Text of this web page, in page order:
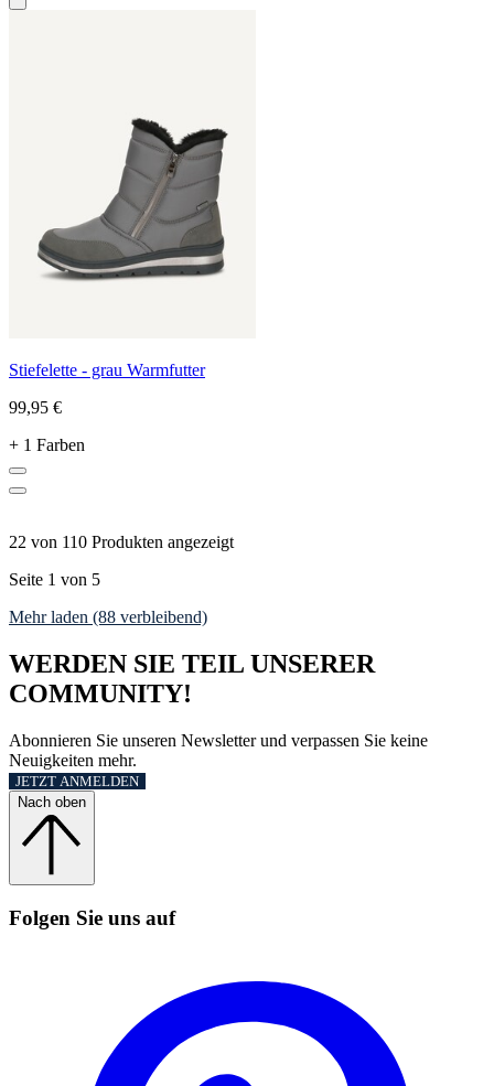
Stiefelette - grau Warmfutter
99,95 €
+ 1 Farben
22 von 110 Produkten angezeigt
Seite 1 von 5
Mehr laden (88 verbleibend)
WERDEN SIE TEIL UNSERER
COMMUNITY!
Abonnieren Sie unseren Newsletter und verpassen Sie keine
Neuigkeiten mehr.
JETZT ANMELDEN
Nach oben
Folgen Sie uns auf